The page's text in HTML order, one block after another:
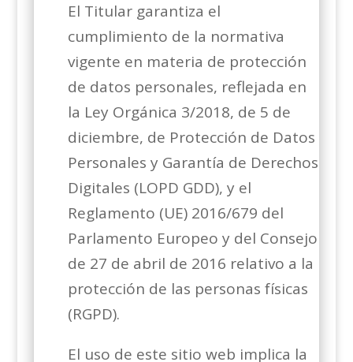
El Titular garantiza el
cumplimiento de la normativa
vigente en materia de protección
de datos personales, reflejada en
la Ley Orgánica 3/2018, de 5 de
diciembre, de Protección de Datos
Personales y Garantía de Derechos
Digitales (LOPD GDD), y el
Reglamento (UE) 2016/679 del
Parlamento Europeo y del Consejo
de 27 de abril de 2016 relativo a la
protección de las personas físicas
(RGPD).
El uso de este sitio web implica la